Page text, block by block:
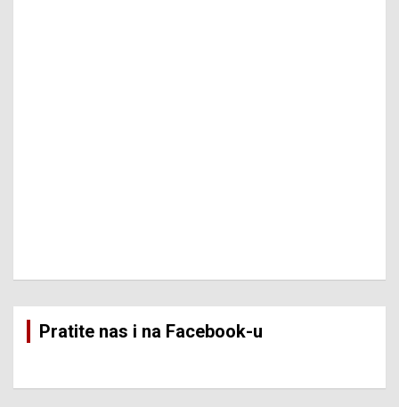
Pratite nas i na Facebook-u